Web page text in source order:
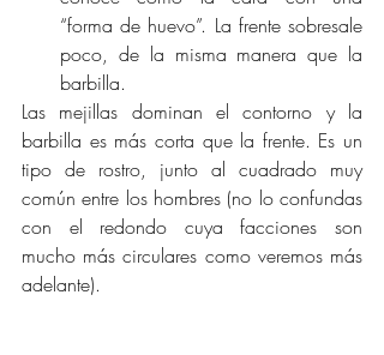
“forma de huevo”. La frente sobresale
poco, de la misma manera que la
barbilla.
Las mejillas dominan el contorno y la
barbilla es más corta que la frente. Es un
tipo de rostro, junto al cuadrado muy
común entre los hombres (no lo confundas
con el redondo cuya facciones son
mucho más circulares como veremos más
adelante).